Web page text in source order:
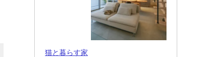
猫と暮らす家